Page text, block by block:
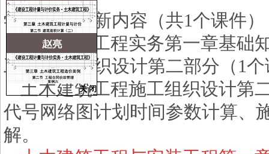
关 闭
学习课件更新内容（共1个课件）
土木建筑工程实务第一章基础
工程施工组织设计第二部分（1个
土木建筑工程施工组织设计第
代号网络图计划时间参数计算、
解。